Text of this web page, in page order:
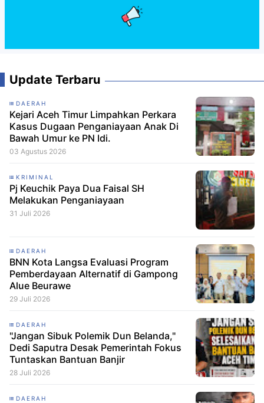
Update Terbaru
DAERAH
Kejari Aceh Timur Limpahkan Perkara
Kasus Dugaan Penganiayaan Anak Di
Bawah Umur ke PN Idi.
03 Agustus 2026
KRIMINAL
Pj Keuchik Paya Dua Faisal SH
Melakukan Penganiayaan
31 Juli 2026
DAERAH
BNN Kota Langsa Evaluasi Program
Pemberdayaan Alternatif di Gampong
Alue Beurawe
29 Juli 2026
DAERAH
"Jangan Sibuk Polemik Dun Belanda,"
Dedi Saputra Desak Pemerintah Fokus
Tuntaskan Bantuan Banjir
28 Juli 2026
DAERAH